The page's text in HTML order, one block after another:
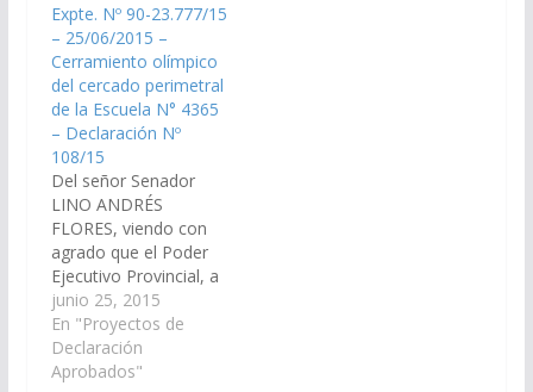
las medidas necesarias
para incorporar en el
Plan de Obras Públicas
del Presupuesto Gral.
Ejercicio-2026, la
refacción de celdas y
tapiado perimetral…
Expte. Nº 90-23.777/15
– 25/06/2015 –
Cerramiento olímpico
del cercado perimetral
de la Escuela N° 4365
– Declaración Nº
108/15
Del señor Senador
LINO ANDRÉS
FLORES, viendo con
agrado que el Poder
Ejecutivo Provincial, a
través del Ministerio de
Economía,
infraestructura y
Servicios Públicos,
junio 25, 2015
En "Proyectos de
Declaración
Aprobados"